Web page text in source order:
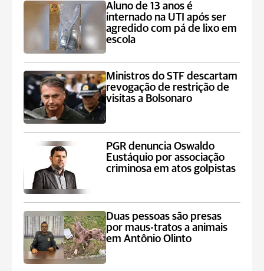
Aluno de 13 anos é
internado na UTI após ser
agredido com pá de lixo em
escola
Ministros do STF descartam
revogação de restrição de
visitas a Bolsonaro
PGR denuncia Oswaldo
Eustáquio por associação
criminosa em atos golpistas
Duas pessoas são presas
por maus-tratos a animais
em Antônio Olinto